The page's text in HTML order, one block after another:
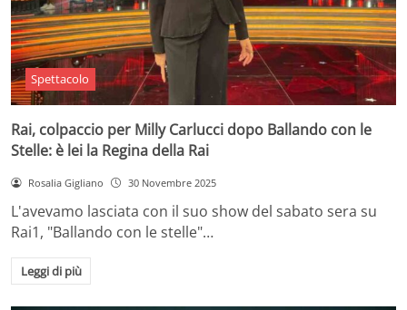
Spettacolo
Rai, colpaccio per Milly Carlucci dopo Ballando con le
Stelle: è lei la Regina della Rai
Rosalia Gigliano 30 Novembre 2025
L'avevamo lasciata con il suo show del sabato sera su
Rai1, "Ballando con le stelle"…
Leggi di più